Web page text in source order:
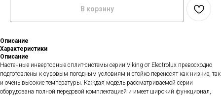
В корзину
Описание
Характеристики
Описание
Настенные инверторные сплит-системы серии Viking от Electrolux превосходно
подготовлены к суровым погодным условиям и стойко переносят как низкие, так
и очень высокие температуры. Каждая модель рассматриваемой серии
оборудована полной передовой комплектацией и имеет широкий функционал,